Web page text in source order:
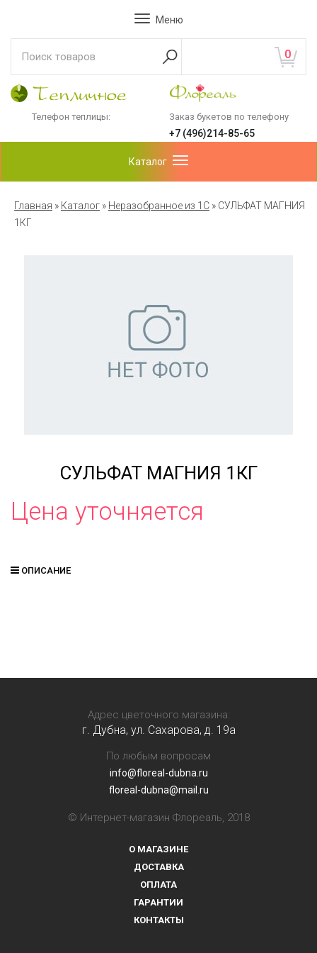
Меню
0
Телефон теплицы: Заказ букетов по телефону
+7 (496)214-85-65
Каталог
Главная » Каталог » Неразобранное из 1С » СУЛЬФАТ МАГНИЯ
1КГ
СУЛЬФАТ МАГНИЯ 1КГ
Цена уточняется
ОПИСАНИЕ
Адрес цветочного магазина:
г. Дубна, ул. Сахарова, д. 19a
По любым вопросам
info@floreal-dubna.ru
floreal-dubna@mail.ru
© Интернет-магазин Флореаль, 2018
О МАГАЗИНЕ
ДОСТАВКА
ОПЛАТА
ГАРАНТИИ
КОНТАКТЫ